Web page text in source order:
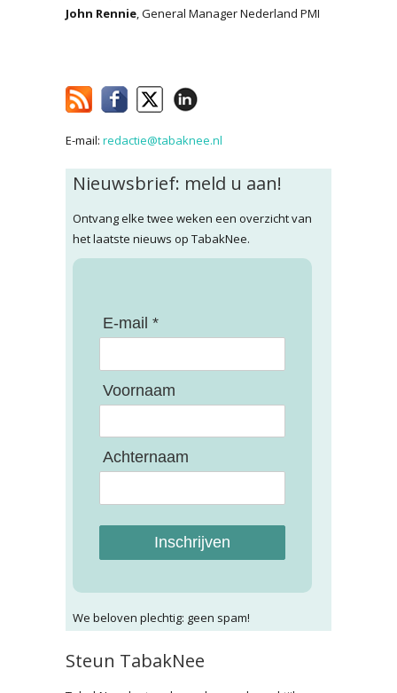
John Rennie, General Manager Nederland PMI
E-mail: redactie@tabaknee.nl
Nieuwsbrief: meld u aan!
Ontvang elke twee weken een overzicht van
het laatste nieuws op TabakNee.
E-mail *
Voornaam
Achternaam
Inschrijven
We beloven plechtig: geen spam!
Steun TabakNee